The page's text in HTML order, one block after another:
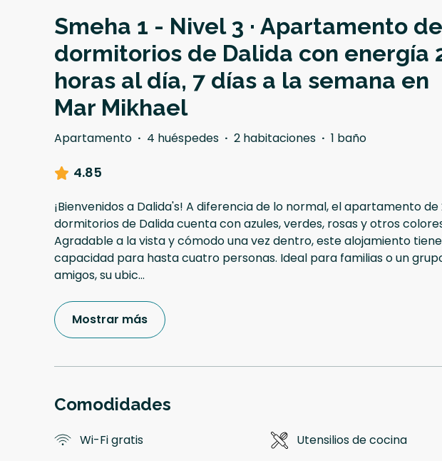
Smeha 1 - Nivel 3 · Apartamento
dormitorios de Dalida con energía
horas al día, 7 días a la semana en
Mar Mikhael
Apartamento · 4 huéspedes · 2 habitaciones · 1 baño
4.85
¡Bienvenidos a Dalida's! A diferencia de lo normal, el apartamento de
dormitorios de Dalida cuenta con azules, verdes, rosas y otros
Agradable a la vista y cómodo una vez dentro, este alojamiento tiene
capacidad para hasta cuatro personas. Ideal para familias o un
amigos, su ubic...
Mostrar más
Comodidades
Wi-Fi gratis Utensilios de cocina